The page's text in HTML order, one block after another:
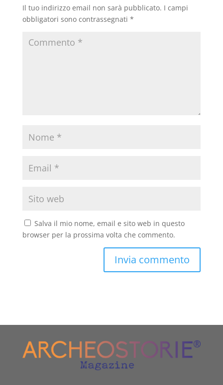
Il tuo indirizzo email non sarà pubblicato. I campi
obbligatori sono contrassegnati *
Salva il mio nome, email e sito web in questo
browser per la prossima volta che commento.